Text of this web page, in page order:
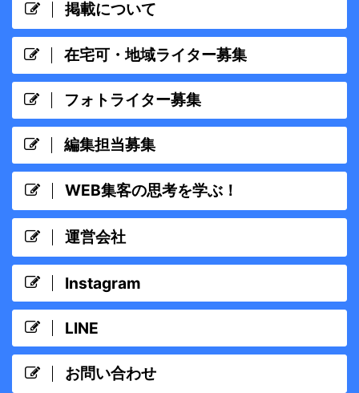
掲載について
在宅可・地域ライター募集
フォトライター募集
編集担当募集
WEB集客の思考を学ぶ！
運営会社
Instagram
LINE
お問い合わせ